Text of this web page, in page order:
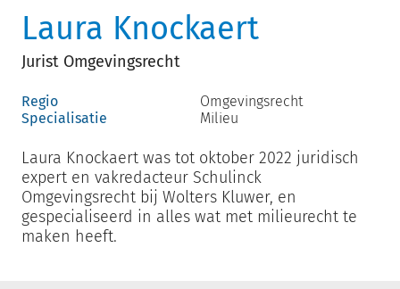
Laura Knockaert
Jurist Omgevingsrecht
Regio
Omgevingsrecht
Specialisatie
Milieu
Laura Knockaert was tot oktober 2022 juridisch
expert en vakredacteur Schulinck
Omgevingsrecht bij Wolters Kluwer, en
gespecialiseerd in alles wat met milieurecht te
maken heeft.